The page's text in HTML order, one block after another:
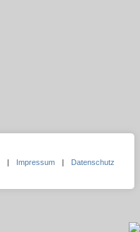
| Impressum |
Datenschutz